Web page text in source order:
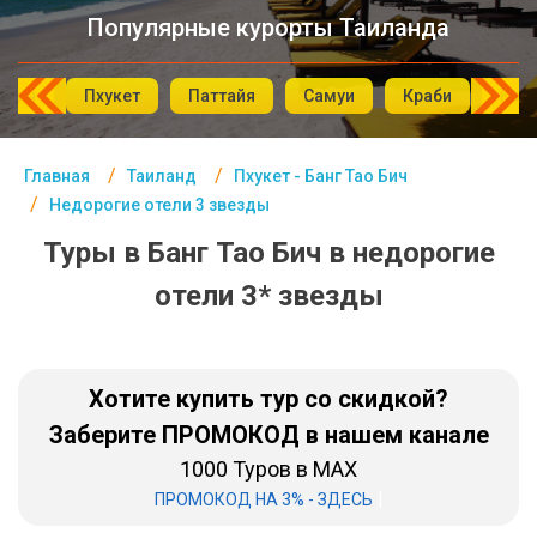
Популярные курорты Таиланда
Пхукет Паттайя Самуи Краби Као
Главная Таиланд
Пхукет - Банг Тао Бич
Недорогие отели 3 звезды
Туры в Банг Тао Бич в недорогие
отели 3* звезды
Хотите купить тур со скидкой?
Заберите ПРОМОКОД в нашем канале
1000 Туров в MAX
ПРОМОКОД НА 3% - ЗДЕСЬ
Турция
Таиланд
ОАЭ
Египет
Хайнань